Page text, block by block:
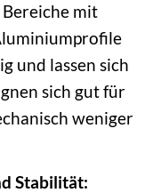
mit
und lassen sich
sich gut für
weniger
Stabilität: